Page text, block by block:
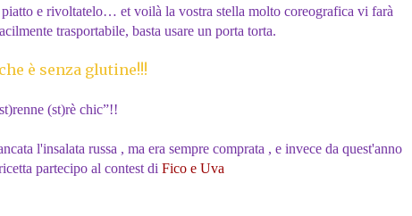
e rivoltatelo… et voilà la vostra stella molto coreografica vi farà
trasportabile, basta usare un porta torta.
è senza glutine!!!
(st)rè chic”!!
l'insalata russa , ma era sempre comprata , e invece da quest'anno
partecipo al contest di Fico e Uva